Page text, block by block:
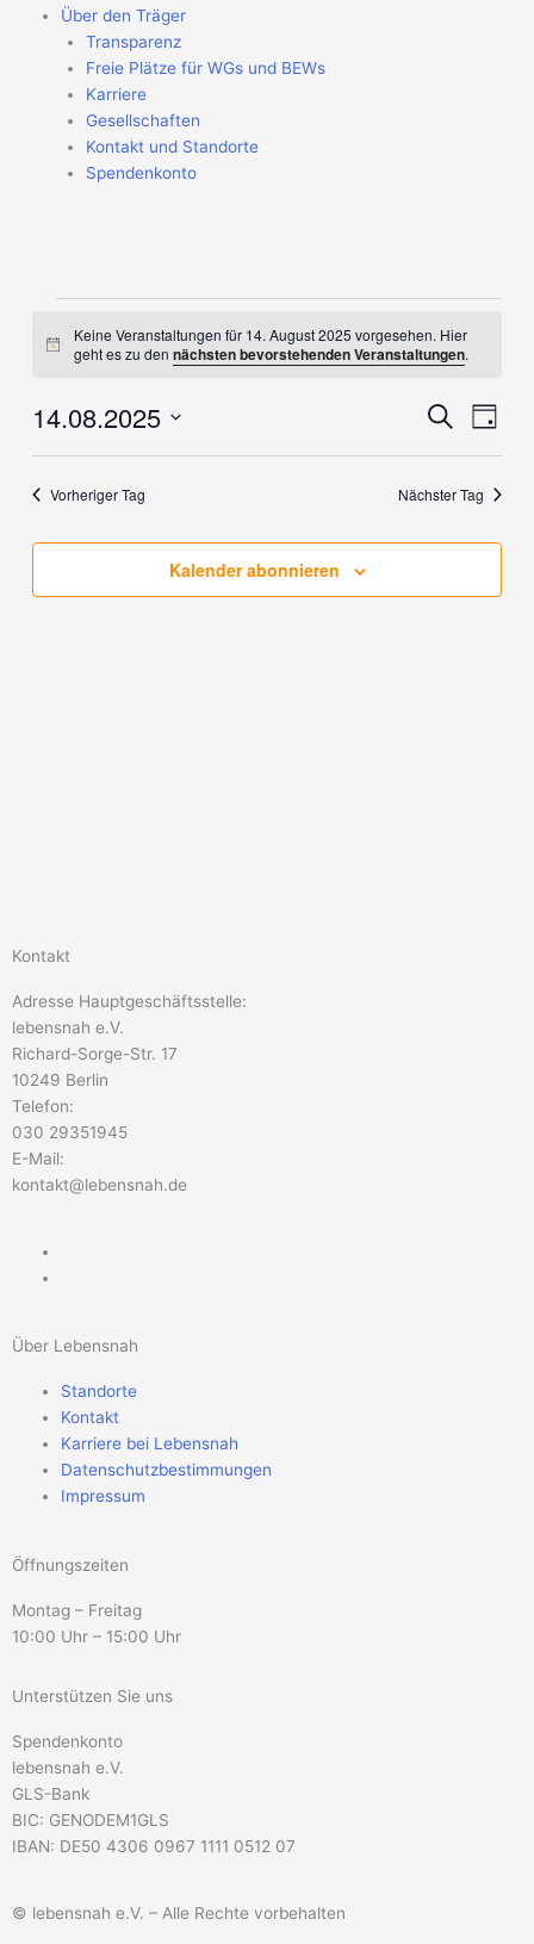
Über den Träger
Transparenz
Freie Plätze für WGs und BEWs
Karriere
Gesellschaften
Kontakt und Standorte
Spendenkonto
für
2025
Hinweis
Keine Veranstaltungen für 14. August 2025 vorgesehen. Hier
geht es zu dennächsten bevorstehenden Veranstaltungen.
Ansichten,
SucheTag
14.08.2025
Vorheriger Tag Nächster Tag
Kalender abonnieren
Kontakt
Adresse Hauptgeschäftsstelle:
lebensnah e.V.
Richard-Sorge-Str. 17
10249 Berlin
Telefon:
030 29351945
E-Mail:
kontakt@lebensnah.de
Über Lebensnah
Standorte
Kontakt
Karriere bei Lebensnah
Datenschutzbestimmungen
Impressum
Öffnungszeiten
Montag – Freitag
10:00 Uhr – 15:00 Uhr
Unterstützen Sie uns
Spendenkonto
lebensnah e.V.
GLS-Bank
BIC: GENODEM1GLS
IBAN: DE50 4306 0967 1111 0512 07
© lebensnah e.V. – Alle Rechte vorbehalten